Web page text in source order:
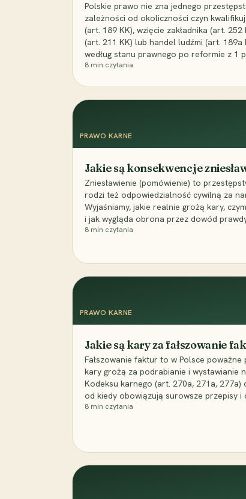
Polskie prawo nie zna jednego
zależności od okoliczności czyn
(art. 189 KK), wzięcie zakładnika (art.
(art. 211 KK) lub handel ludźmi (art. 189a
według stanu prawnego po reformie z 1
8 min czytania
PRAWO KARNE
Jakie są konsekwencje
Zniesławienie (pomówienie) to
rodzi też odpowiedzialność cywilną za
Wyjaśniamy, jakie realnie grożą kary,
i jak wygląda obrona przez dowód
8 min czytania
PRAWO KARNE
Jakie są kary za fałszowanie
Fałszowanie faktur to w Polsce poważne
kary grożą za podrabianie i wystawianie
Kodeksu karnego (art. 270a, 271a,
od kiedy obowiązują surowsze przepisy i
8 min czytania